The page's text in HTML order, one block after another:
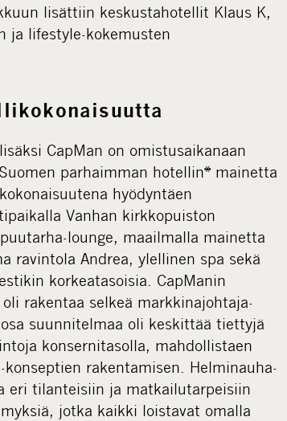
lisättiin keskustahotellit Klaus K,
ja lifestyle-kokemusten
CapMan on omistusaikanaan
parhaimman hotellin* mainetta
hyödyntäen
Vanhan kirkkopuiston
lounge, maailmalla mainetta
ravintola Andrea, ylellinen spa sekä
korkeatasoisia. CapManin
rakentaa selkeä markkinajohtaja-
suunnitelmaa oli keskittää tiettyjä
konsernitasolla, mahdollistaen
rakentamisen. Helminauha-
eri tilanteisiin ja matkailutarpeisiin
jotka kaikki loistavat omalla